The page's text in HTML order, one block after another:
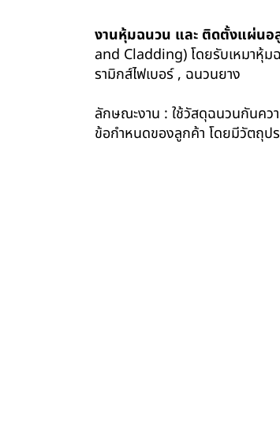
งานหุ้มฉนวน และ ติดตั้งแผ่นอ
and Cladding) โดยรับเหมาหุ้ม
รามิกส์ไฟเบอร์ , ฉนวนยาง
ลักษณะงาน : ใช้วัสดุฉนวนกันคว
ข้อกำหนดของลูกค้า โดยมีวัตถุป